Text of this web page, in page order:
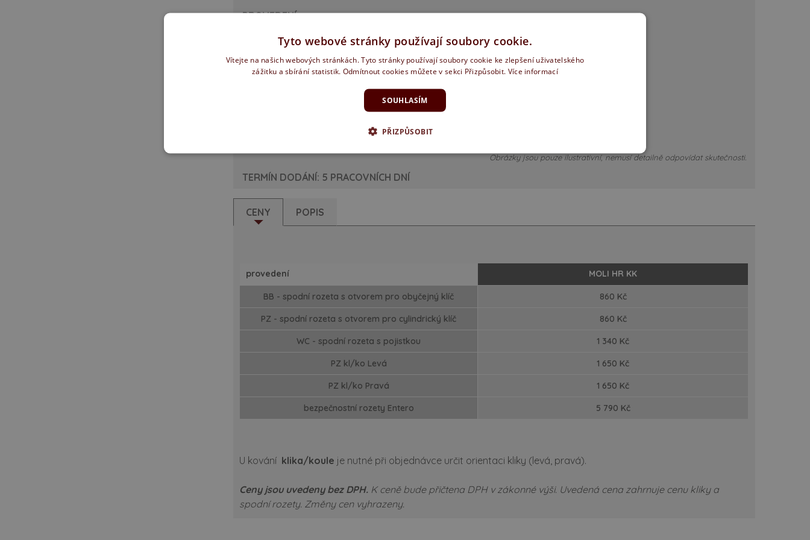
PROVEDENÍ
PZ rozetové
WC rozetové
Obrázky jsou pouze ilustrativní, nemusí detailně odpovídat skutečnosti.
TERMÍN DODÁNÍ: 5 PRACOVNÍCH DNÍ
CENY POPIS
provedení MOLI HR KK
BB - spodní rozeta s otvorem pro obyčejný klíč 860 Kč
PZ - spodní rozeta s otvorem pro cylindrický klíč 860 Kč
WC - spodní rozeta s pojistkou 1 340 Kč
PZ kl/ko Levá 1 650 Kč
PZ kl/ko Pravá 1 650 Kč
bezpečnostní rozety Entero 5 790 Kč
U kování klika/koule je nutné při objednávce určit orientaci kliky (levá, pravá).
Ceny jsou uvedeny bez DPH. K ceně bude přičtena DPH v zákonné výši. Uvedená cena zahrnuje cenu kliky a
spodní rozety. Změny cen vyhrazeny.
Tyto webové stránky používají soubory cookie.
Vítejte na našich webových stránkách. Tyto stránky používají soubory cookie ke zlepšení uživatelského
zážitku a sbírání statistik. Odmítnout cookies můžete v sekci Přizpůsobit. Více informací
SOUHLASÍM
PŘIZPŮSOBIT